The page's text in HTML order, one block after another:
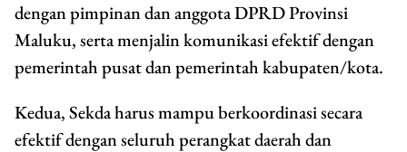
dengan pimpinan dan anggota DPRD Provinsi
Maluku, serta menjalin komunikasi efektif dengan
pemerintah pusat dan pemerintah kabupaten/kota.
Kedua, Sekda harus mampu berkoordinasi secara
efektif dengan seluruh perangkat daerah dan